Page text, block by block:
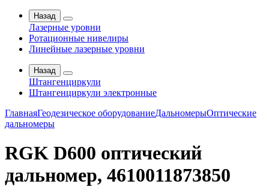
Назад
Лазерные уровни
Ротационные нивелиры
Линейные лазерные уровни
Назад
Штангенциркули
Штангенциркули электронные
ГлавнаяГеодезическое оборудованиеДальномерыОптические
дальномеры
RGK D600 оптический
дальномер, 4610011873850